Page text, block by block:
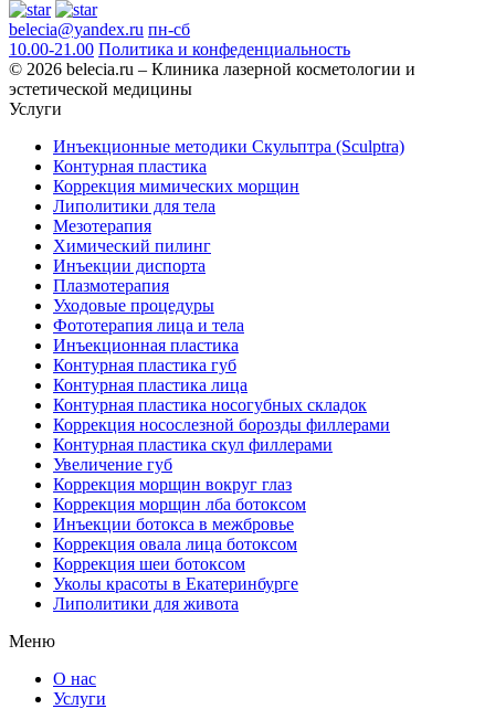
belecia@yandex.ru пн-сб
10.00-21.00 Политика и конфеденциальность
© 2026 belecia.ru – Клиника лазерной косметологии и
эстетической медицины
Услуги
Инъекционные методики Скульптра (Sculptra)
Контурная пластика
Коррекция мимических морщин
Липолитики для тела
Мезотерапия
Химический пилинг
Инъекции диспорта
Плазмотерапия
Уходовые процедуры
Фототерапия лица и тела
Инъекционная пластика
Контурная пластика губ
Контурная пластика лица
Контурная пластика носогубных складок
Коррекция носослезной борозды филлерами
Контурная пластика скул филлерами
Увеличение губ
Коррекция морщин вокруг глаз
Коррекция морщин лба ботоксом
Инъекции ботокса в межбровье
Коррекция овала лица ботоксом
Коррекция шеи ботоксом
Уколы красоты в Екатеринбурге
Липолитики для живота
Меню
О нас
Услуги